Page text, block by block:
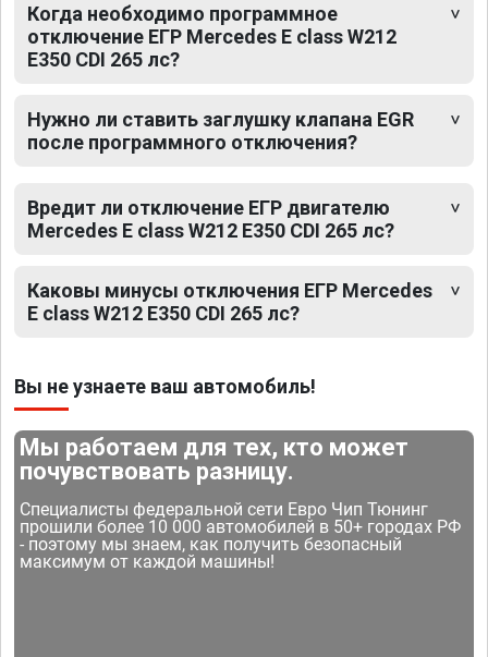
Когда необходимо программное
отключение ЕГР Mercedes E class W212
E350 CDI 265 лс?
Нужно ли ставить заглушку клапана EGR
после программного отключения?
Вредит ли отключение ЕГР двигателю
Mercedes E class W212 E350 CDI 265 лс?
Каковы минусы отключения ЕГР Mercedes
E class W212 E350 CDI 265 лс?
Вы не узнаете ваш автомобиль!
Мы работаем для тех, кто может
почувствовать разницу.
Специалисты федеральной сети Евро Чип Тюнинг
прошили более 10 000 автомобилей в 50+ городах РФ
- поэтому мы знаем, как получить безопасный
максимум от каждой машины!